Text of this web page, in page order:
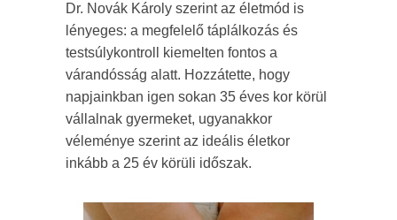
Dr. Novák Károly szerint az életmód is
lényeges: a megfelelő táplálkozás és
testsúlykontroll kiemelten fontos a
várandósság alatt. Hozzátette, hogy
napjainkban igen sokan 35 éves kor körül
vállalnak gyermeket, ugyanakkor
véleménye szerint az ideális életkor
inkább a 25 év körüli időszak.